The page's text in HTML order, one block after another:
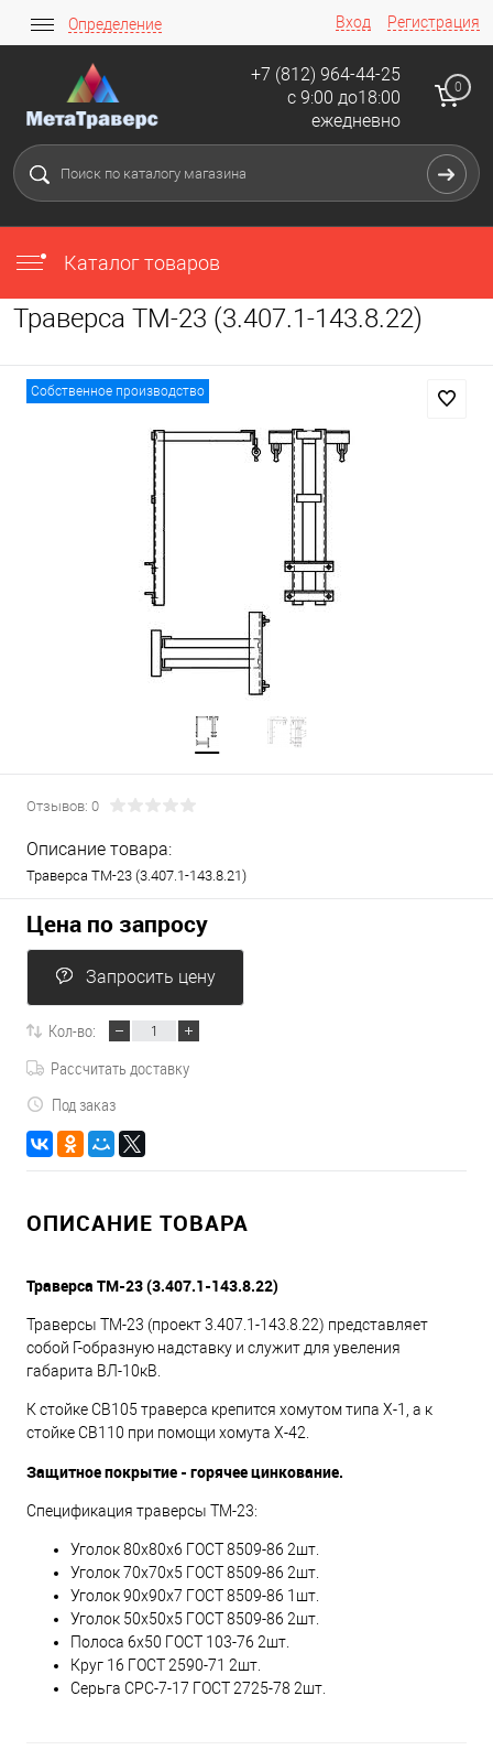
Вход Регистрация
Определение
+7 (812) 964-44-25
с 9:00 до18:00
ежедневно
0
Каталог товаров
Траверса ТМ-23 (3.407.1-143.8.22)
Собственное производство
Отзывов: 0
Описание товара:
Траверса ТМ-23 (3.407.1-143.8.21)
Цена по запросу
Запросить цену
Кол-во:
Рассчитать доставку
Под заказ
ОПИСАНИЕ ТОВАРА
Траверса ТМ-23 (3.407.1-143.8.22)
Траверсы ТМ-23 (проект 3.407.1-143.8.22) представляет
собой Г-образную надставку и служит для увеления
габарита ВЛ-10кВ.
К стойке СВ105 траверса крепится хомутом типа Х-1, а к
стойке СВ110 при помощи хомута Х-42.
Защитное покрытие - горячее цинкование.
Спецификация траверсы ТМ-23:
Уголок 80х80х6 ГОСТ 8509-86 2шт.
Уголок 70х70х5 ГОСТ 8509-86 2шт.
Уголок 90х90х7 ГОСТ 8509-86 1шт.
Уголок 50х50х5 ГОСТ 8509-86 2шт.
Полоса 6х50 ГОСТ 103-76 2шт.
Круг 16 ГОСТ 2590-71 2шт.
Серьга СРС-7-17 ГОСТ 2725-78 2шт.